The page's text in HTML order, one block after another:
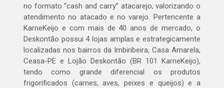
no formato “cash and carry” atacarejo, valorizando o
atendimento no atacado e no varejo. Pertencente a
KarneKeijo e com mais de 40 anos de mercado, o
Deskontão possui 4 lojas amplas e estrategicamente
localizadas nos bairros da Imbiribeira, Casa Amarela,
Ceasa-PE e Lojão Deskontão (BR 101 KarneKeijo),
tendo como grande diferencial os produtos
frigorificados (carnes, aves, peixes e queijos) e a